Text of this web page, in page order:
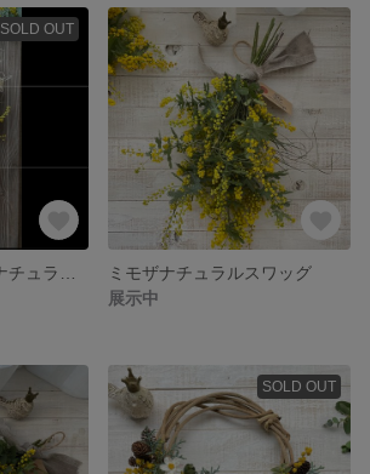
SOLD OUT
ミモザナチュラルスワッグ
展示中
SOLD OUT